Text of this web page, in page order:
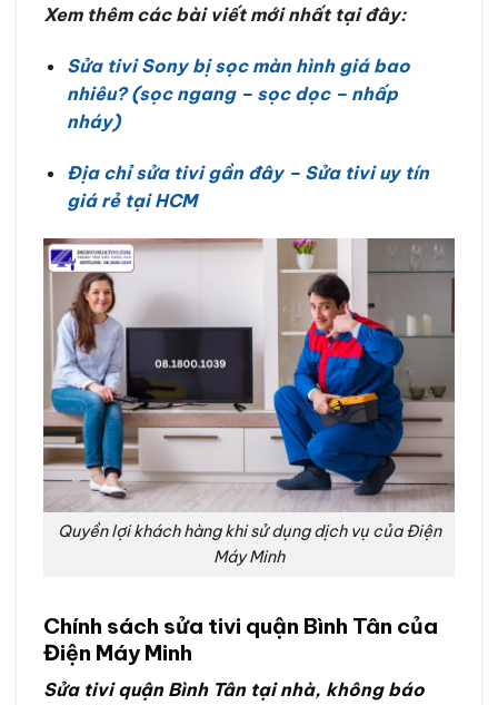
Xem thêm các bài viết mới nhất tại đây:
Sửa tivi Sony bị sọc màn hình giá bao
nhiêu? (sọc ngang – sọc dọc – nhấp
nháy)
Địa chỉ sửa tivi gần đây – Sửa tivi uy tín
giá rẻ tại HCM
Quyền lợi khách hàng khi sử dụng dịch vụ của Điện
Máy Minh
Chính sách sửa tivi quận Bình Tân của
Điện Máy Minh
Sửa tivi quận Bình Tân tại nhà, không báo